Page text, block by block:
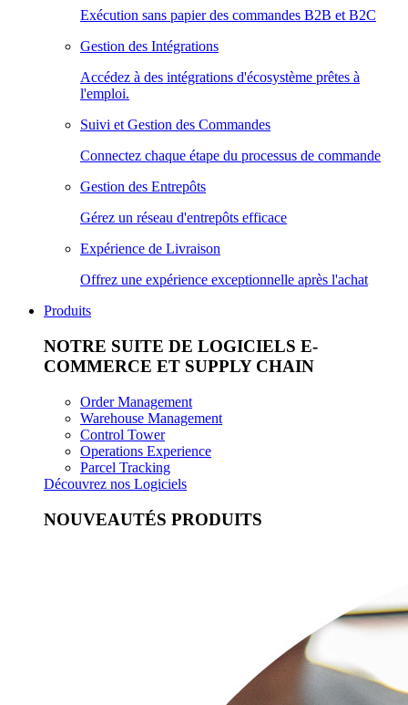
Exécution sans papier des commandes B2B et B2C
Gestion des Intégrations
Accédez à des intégrations d'écosystème prêtes à
l'emploi.
Suivi et Gestion des Commandes
Connectez chaque étape du processus de commande
Gestion des Entrepôts
Gérez un réseau d'entrepôts efficace
Expérience de Livraison
Offrez une expérience exceptionnelle après l'achat
Produits
NOTRE SUITE DE LOGICIELS E-
COMMERCE ET SUPPLY CHAIN
Order Management
Warehouse Management
Control Tower
Operations Experience
Parcel Tracking
Découvrez nos Logiciels
NOUVEAUTÉS PRODUITS